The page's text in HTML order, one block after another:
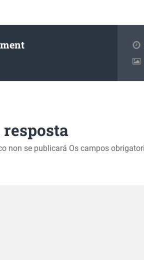
non se publicará Os campos